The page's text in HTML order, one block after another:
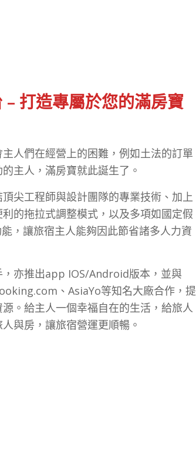
– 打造專屬於您的滿房寶
人們在經營上的困難，例如土法的訂單
主人，滿房寶就此誕生了。
尖工程師與設計團隊的專業技術、加上
的拖拉式調整模式，以及多項如國定假
，讓旅宿主人能夠因此節省諸多人力資
，亦推出app IOS/Android版本，並與
、AsiaYo等知名大廠合作，提
。給主人一個幸福自在的生活，給旅人
與房，讓旅宿營運更順暢。